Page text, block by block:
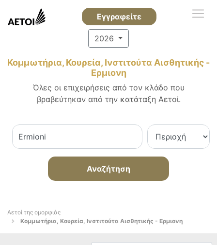
Εγγραφείτε
2026
Κομμωτήρια, Κουρεία, Ινστιτούτα Αισθητικής -
Ερμιονη
Όλες οι επιχειρήσεις από τον κλάδο που
βραβεύτηκαν από την κατάταξη Αετοί.
Αναζήτηση
Αετοί της ομορφιάς
Κομμωτήρια, Κουρεία, Ινστιτούτα Αισθητικής - Ερμιονη